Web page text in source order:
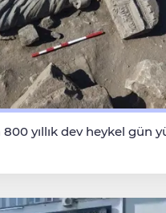
yıllık dev heykel gün